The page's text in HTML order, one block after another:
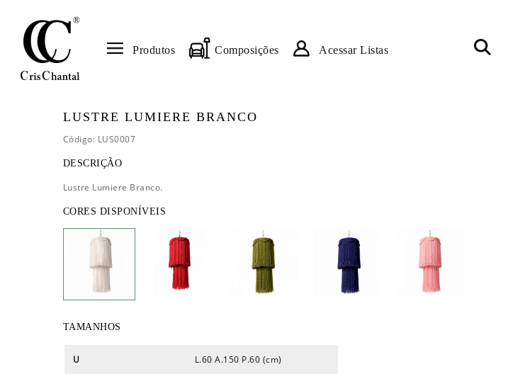
Produtos Composições Acessar Listas
LUSTRE LUMIERE BRANCO
Código: LUS0007
DESCRIÇÃO
Lustre Lumiere Branco.
CORES DISPONÍVEIS
TAMANHOS
U L.60 A.150 P.60 (cm)